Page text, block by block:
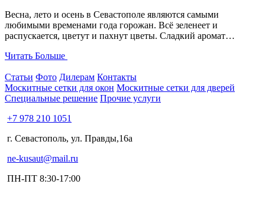
Весна, лето и осень в Севастополе являются самыми
любимыми временами года горожан. Всё зеленеет и
распускается, цветут и пахнут цветы. Сладкий аромат…
Читать Больше
Статьи Фото Дилерам Контакты
Москитные сетки для окон Москитные сетки для дверей
Специальные решение Прочие услуги
+7 978 210 1051
г. Севастополь, ул. Правды,16а
ne-kusaut@mail.ru
ПН-ПТ 8:30-17:00